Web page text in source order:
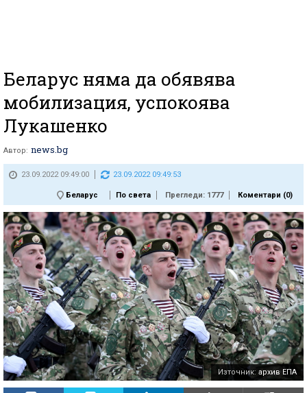
Беларус няма да обявява
мобилизация, успокоява
Лукашенко
Автор: news.bg
23.09.2022 09:49:00 23.09.2022 09:49:53
Беларус По света Прегледи: 1777 Коментари (0)
Източник: архив ЕПА